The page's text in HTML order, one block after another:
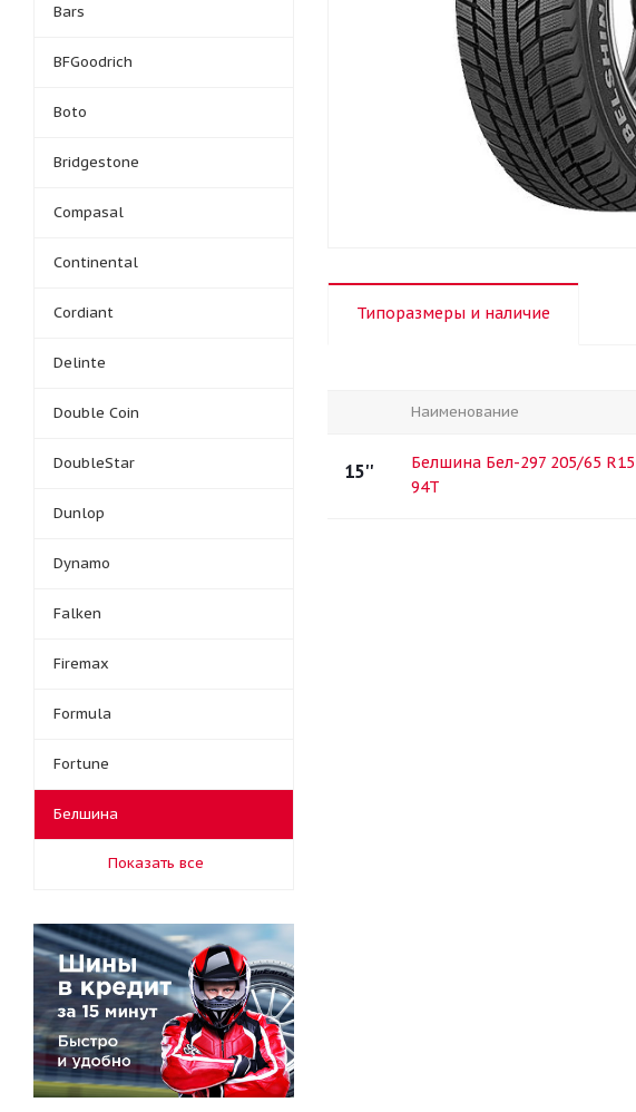
Типоразмеры и наличие
Наименование
15''
Белшина Бел-297 205/65 R15
94T
Bars
BFGoodrich
Boto
Bridgestone
Compasal
Continental
Cordiant
Delinte
Double Coin
DoubleStar
Dunlop
Dynamo
Falken
Firemax
Formula
Fortune
Белшина
Показать все